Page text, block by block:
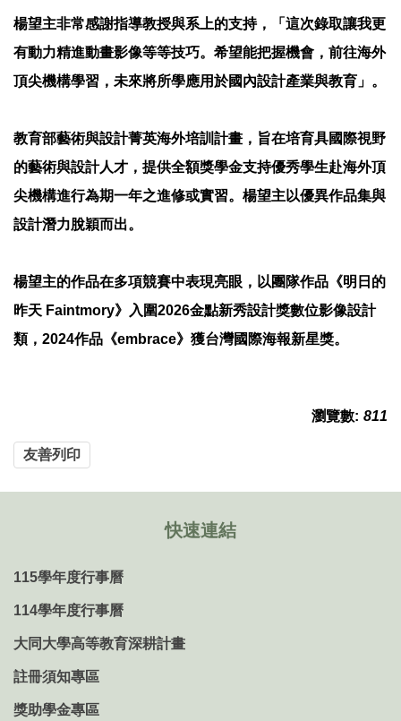
楊望主非常感謝指導教授與系上的支持，「這次錄取讓我更
有動力精進動畫影像等等技巧。希望能把握機會，前往海外
頂尖機構學習，未來將所學應用於國內設計產業與教育」。
教育部藝術與設計菁英海外培訓計畫，旨在培育具國際視野
的藝術與設計人才，提供全額獎學金支持優秀學生赴海外頂
尖機構進行為期一年之進修或實習。楊望主以優異作品集與
設計潛力脫穎而出。
楊望主的作品在多項競賽中表現亮眼，以團隊作品《明日的
昨天 Faintmory》入圍2026金點新秀設計獎數位影像設計
類，2024作品《embrace》獲台灣國際海報新星獎。
瀏覽數: 811
友善列印
快速連結
115學年度行事曆
114學年度行事曆
大同大學高等教育深耕計畫
註冊須知專區
獎助學金專區